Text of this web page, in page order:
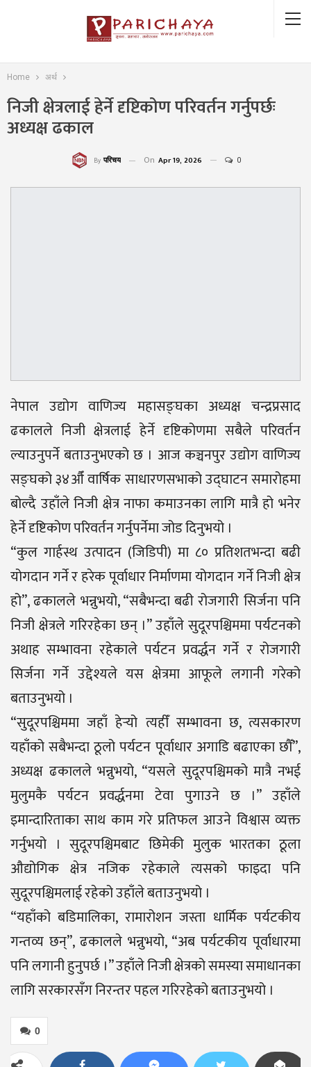
Home अर्थ
निजी क्षेत्रलाई हेर्ने दृष्टिकोण परिवर्तन गर्नुपर्छः
अध्यक्ष ढकाल
By परिचय On Apr 19, 2026 0
नेपाल उद्योग वाणिज्य महासङ्घका अध्यक्ष चन्द्रप्रसाद
ढकालले निजी क्षेत्रलाई हेर्ने दृष्टिकोणमा सबैले परिवर्तन
ल्याउनुपर्ने बताउनुभएको छ । आज कञ्चनपुर उद्योग वाणिज्य
सङ्घको ३४औँ वार्षिक साधारणसभाको उद्घाटन समारोहमा
बोल्दै उहाँले निजी क्षेत्र नाफा कमाउनका लागि मात्रै हो भनेर
हेर्ने दृष्टिकोण परिवर्तन गर्नुपर्नेमा जोड दिनुभयो ।
“कुल गार्हस्थ उत्पादन (जिडिपी) मा ८० प्रतिशतभन्दा बढी
योगदान गर्ने र हरेक पूर्वाधार निर्माणमा योगदान गर्ने निजी क्षेत्र
हो”, ढकालले भन्नुभयो, “सबैभन्दा बढी रोजगारी सिर्जना पनि
निजी क्षेत्रले गरिरहेका छन् ।” उहाँले सुदूरपश्चिममा पर्यटनको
अथाह सम्भावना रहेकाले पर्यटन प्रवर्द्धन गर्ने र रोजगारी
सिर्जना गर्ने उद्देश्यले यस क्षेत्रमा आफूले लगानी गरेको
बताउनुभयो ।
“सुदूरपश्चिममा जहाँ हेर्‍यो त्यहीँ सम्भावना छ, त्यसकारण
यहाँको सबैभन्दा ठूलो पर्यटन पूर्वाधार अगाडि बढाएका छौँ”,
अध्यक्ष ढकालले भन्नुभयो, “यसले सुदूरपश्चिमको मात्रै नभई
मुलुमकै पर्यटन प्रवर्द्धनमा टेवा पुगाउने छ ।” उहाँले
इमान्दारिताका साथ काम गरे प्रतिफल आउने विश्वास व्यक्त
गर्नुभयो । सुदूरपश्चिमबाट छिमेकी मुलुक भारतका ठूला
औद्योगिक क्षेत्र नजिक रहेकाले त्यसको फाइदा पनि
सुदूरपश्चिमलाई रहेको उहाँले बताउनुभयो ।
“यहाँको बडिमालिका, रामारोशन जस्ता धार्मिक पर्यटकीय
गन्तव्य छन्”, ढकालले भन्नुभयो, “अब पर्यटकीय पूर्वाधारमा
पनि लगानी हुनुपर्छ ।” उहाँले निजी क्षेत्रको समस्या समाधानका
लागि सरकारसँग निरन्तर पहल गरिरहेको बताउनुभयो ।
0